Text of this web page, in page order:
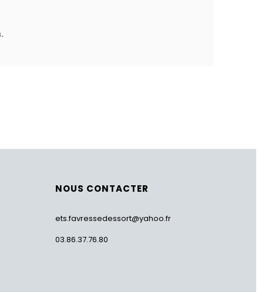
NOUS CONTACTER
ets.favressedessort@yahoo.fr
03.86.37.76.80